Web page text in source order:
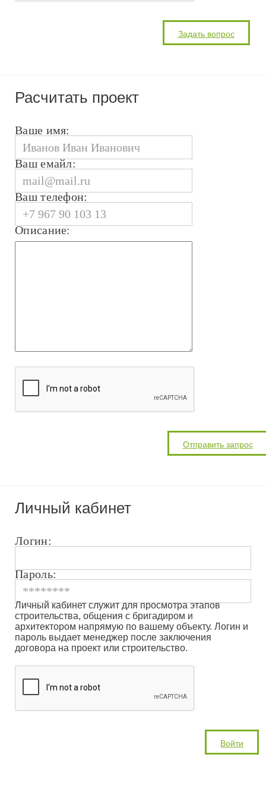
Расчитать проект
Ваше имя:
Ваш емайл:
Ваш телефон:
Описание:
Личный кабинет
Логин:
Пароль:
Личный кабинет служит для просмотра этапов
строительства, общения с бригадиром и
архитектором напрямую по вашему объекту. Логин и
пароль выдает менеджер после заключения
договора на проект или строительство.